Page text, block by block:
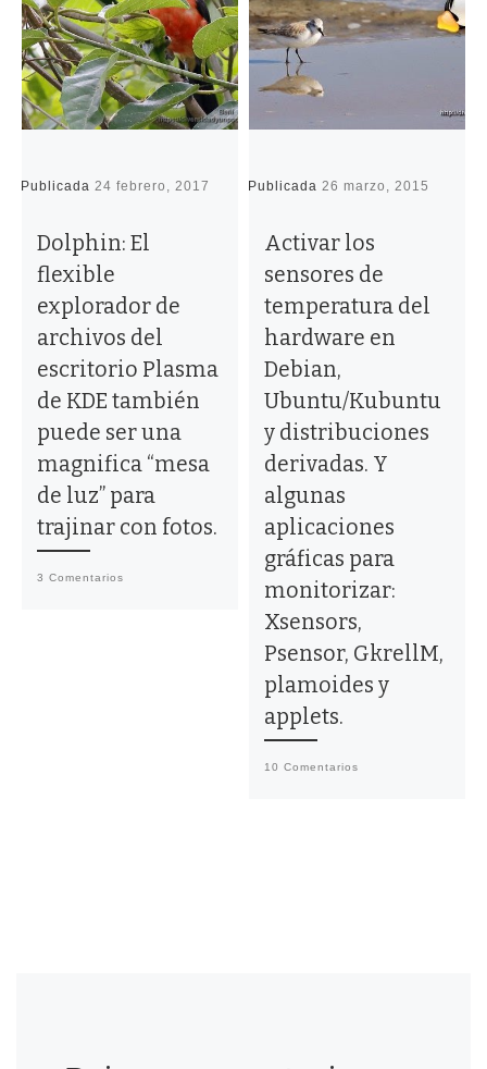
Publicada 24 febrero, 2017
Dolphin: El
flexible
explorador de
archivos del
escritorio Plasma
de KDE también
puede ser una
magnifica “mesa
de luz” para
trajinar con fotos.
3 Comentarios
Publicada 26 marzo, 2015
Activar los
sensores de
temperatura del
hardware en
Debian,
Ubuntu/Kubuntu
y distribuciones
derivadas. Y
algunas
aplicaciones
gráficas para
monitorizar:
Xsensors,
Psensor, GkrellM,
plamoides y
applets.
10 Comentarios